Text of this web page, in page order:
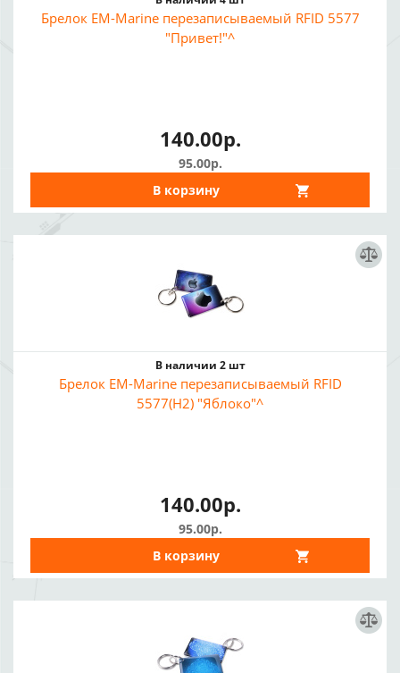
Брелок EM-Marine перезаписываемый RFID 5577
"Привет!"^
140.00р.
95.00р.
В корзину
В наличии 2 шт
Брелок EM-Marine перезаписываемый RFID
5577(H2) "Яблоко"^
140.00р.
95.00р.
В корзину